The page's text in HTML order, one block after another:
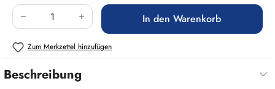
Produkt Anzahl: Gib den gewünschten Wert
In den Warenkorb
Zum Merkzettel hinzufügen
Beschreibung